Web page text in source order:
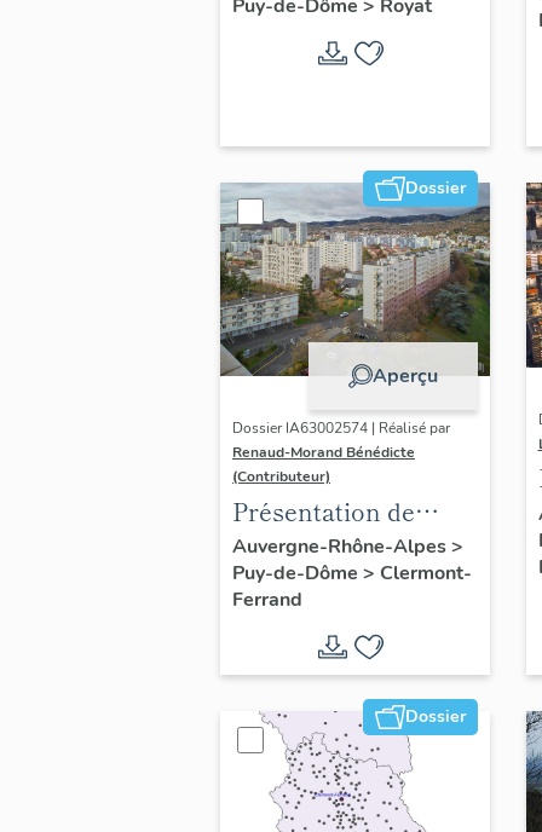
Puy-de-Dôme > Royat
Dossier
Aperçu
Dossier IA63002574 | Réalisé par
Renaud-Morand Bénédicte
(Contributeur)
Présentation de
l'opération
ponctuelle "Muraille
de Chine" (de
Clermont-Ferrand)
Auvergne-Rhône-Alpes>
Puy-de-Dôme > Clermont-
Ferrand
Dossier